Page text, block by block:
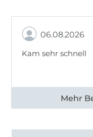
06.08.2026
Kam sehr schnell
Alle 82950